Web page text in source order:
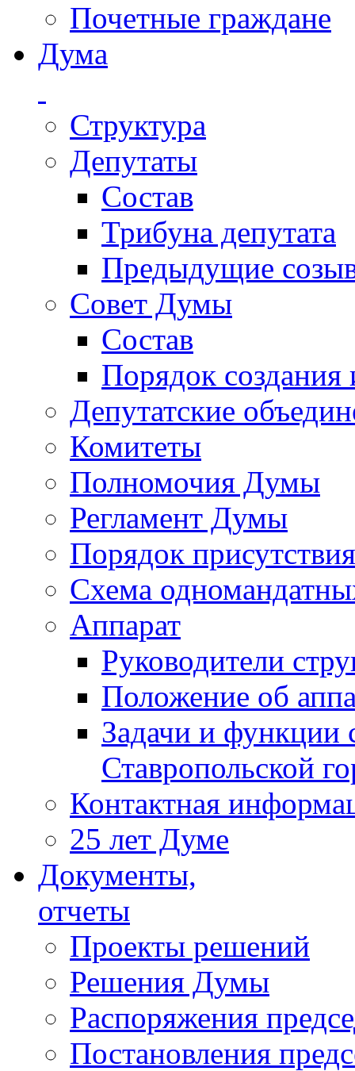
Почетные граждане
Дума
Структура
Депутаты
Состав
Трибуна депутата
Предыдущие
Совет Думы
Состав
Порядок создания
Депутатские
Комитеты
Полномочия Думы
Регламент Думы
Порядок
Схема
Аппарат
Руководители
Положение об
Задачи и функции
Ставропольской
Контактная
25 лет Думе
Документы,
отчеты
Проекты решений
Решения Думы
Распоряжения
Постановления